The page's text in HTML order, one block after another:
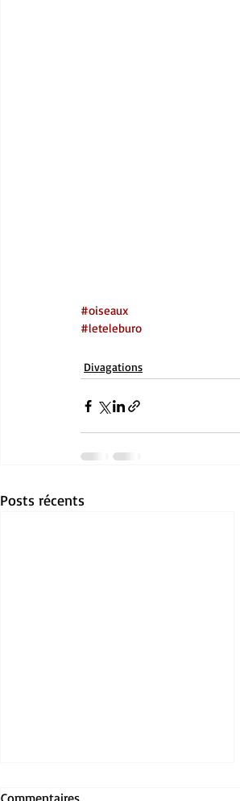
#oiseaux
#leteleburo
Divagations
Posts récents